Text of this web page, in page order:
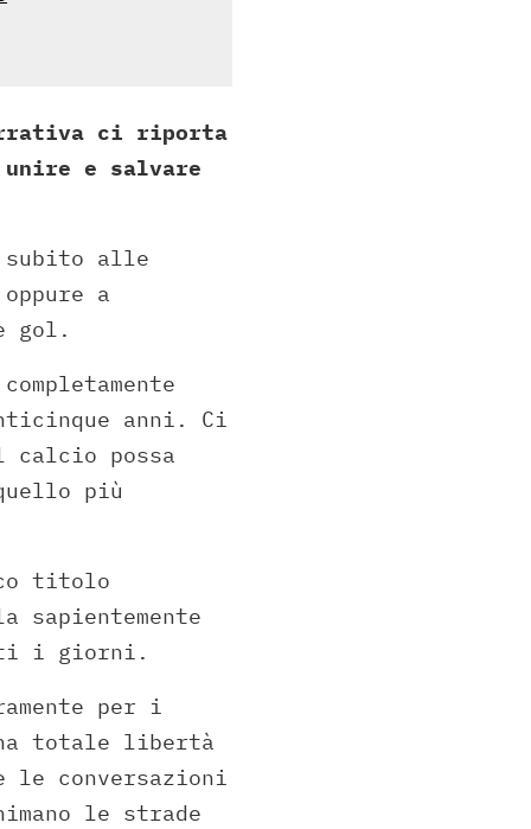
ci riporta
unire e salvare
subito alle
a
gol.
anni. Ci
calcio possa
più
titolo
sapientemente
i giorni.
per i
totale libertà
le conversazioni
le strade